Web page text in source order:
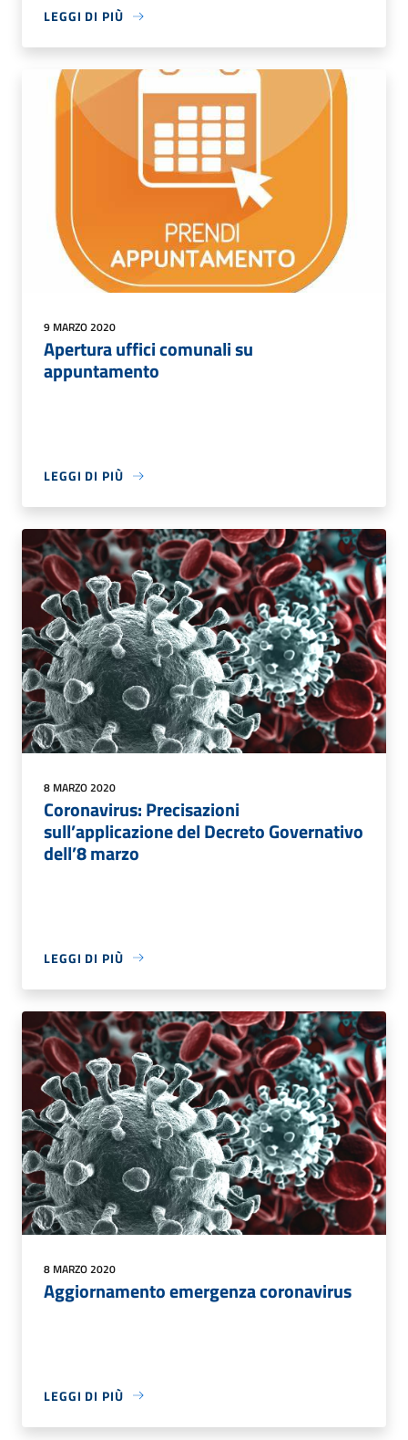
LEGGI DI PIÙ
9 MARZO 2020
Apertura uffici comunali su
appuntamento
LEGGI DI PIÙ
8 MARZO 2020
Coronavirus: Precisazioni
sull’applicazione del Decreto Governativo
dell’8 marzo
LEGGI DI PIÙ
8 MARZO 2020
Aggiornamento emergenza coronavirus
LEGGI DI PIÙ